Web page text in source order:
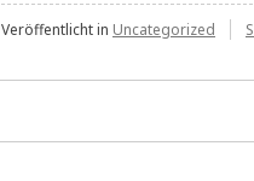
Veröffentlicht in Uncategorized